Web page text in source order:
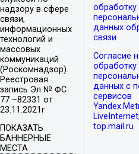
надзору в сфере
связи,
информационных
технологий и
массовых
коммуникаций
(Роскомнадзор).
Реестровая
запись Эл № ФС
77 –82331 от
23.11.2021г
ПОКАЗАТЬ
БАННЕРНЫЕ
МЕСТА
обработку
данных
связи
Согласие
обработку
данных с
сервисов
LiveInternet,
top.mail.ru